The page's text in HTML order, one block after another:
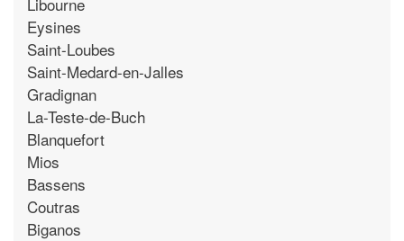
Eysines
Saint-Loubes
Saint-Medard-en-Jalles
Gradignan
La-Teste-de-Buch
Blanquefort
Mios
Bassens
Coutras
Biganos